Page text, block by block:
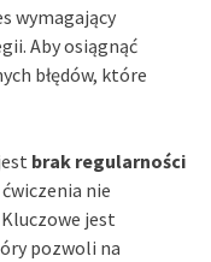
wymagający
Aby osiągnąć
błędów, które
brak regularności
nie
jest
pozwoli na